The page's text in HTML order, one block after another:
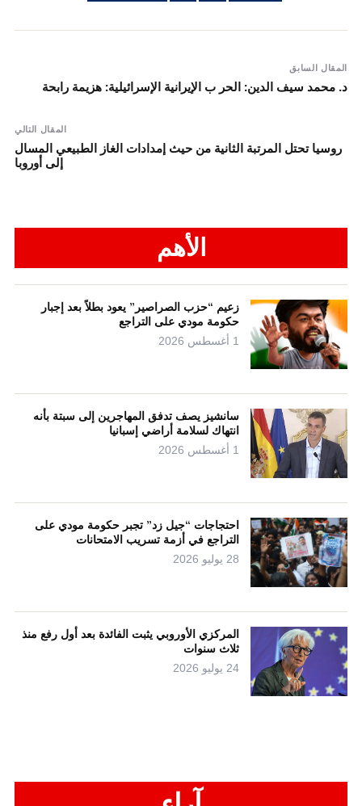
المقال السابق
د. محمد سيف الدين: الحر ب الإيرانية الإسرائيلية: هزيمة رابحة
المقال التالي
روسيا تحتل المرتبة الثانية من حيث إمدادات الغاز الطبيعي المسال
إلى أوروبا
الأهم
زعيم “حزب الصراصير” يعود بطلاً بعد إجبار
حكومة مودي على التراجع
1 أغسطس 2026
سانشيز يصف تدفق المهاجرين إلى سبتة بأنه
انتهاك لسلامة أراضي إسبانيا
1 أغسطس 2026
احتجاجات “جيل زد” تجبر حكومة مودي على
التراجع في أزمة تسريب الامتحانات
28 يوليو 2026
المركزي الأوروبي يثبت الفائدة بعد أول رفع منذ
ثلاث سنوات
24 يوليو 2026